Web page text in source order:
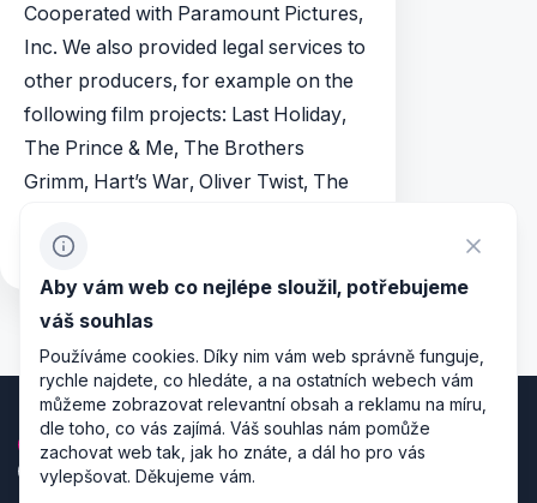
Cooperated with Paramount Pictures,
Inc. We also provided legal services to
other producers, for example on the
following film projects: Last Holiday,
The Prince & Me, The Brothers
Grimm, Hart’s War, Oliver Twist, The
Borgia
Aby vám web co nejlépe sloužil, potřebujeme
váš souhlas
Používáme cookies. Díky nim vám web správně funguje,
rychle najdete, co hledáte, a na ostatních webech vám
můžeme zobrazovat relevantní obsah a reklamu na míru,
dle toho, co vás zajímá. Váš souhlas nám pomůže
zachovat web tak, jak ho znáte, a dál ho pro vás
vylepšovat. Děkujeme vám.